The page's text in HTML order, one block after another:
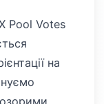
Pool Votes
на